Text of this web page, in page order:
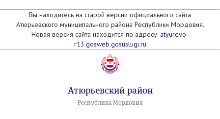
Вы находитесь на старой версии официального сайта
Атюрьевского муниципального района Республики Мордовия.
Новая версия сайта находится по адресу: atyurevo-
r13.gosweb.gosuslugi.ru
Атюрьевский район
Республика Мордовия